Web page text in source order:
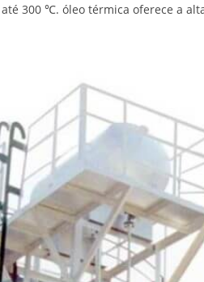
300 ℃. óleo térmica oferece a